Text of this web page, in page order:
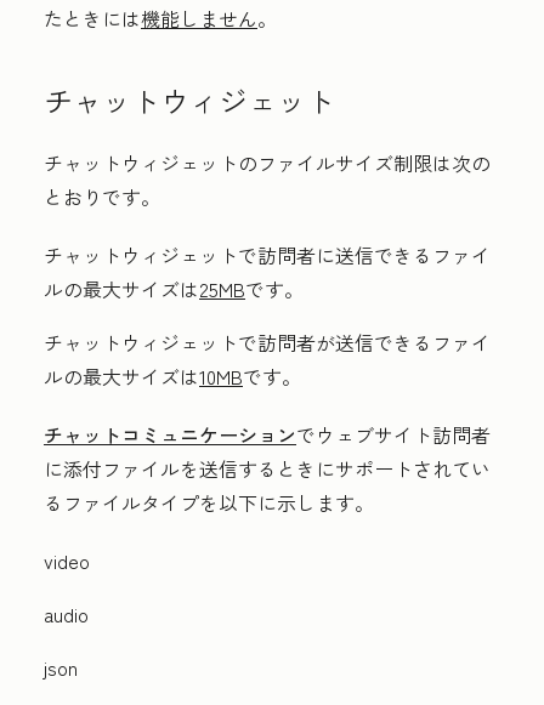
たときには機能しません。
チャットウィジェット
チャットウィジェットのファイルサイズ制限は次の
とおりです。
チャットウィジェットで訪問者に送信できるファイ
ルの最大サイズは25MBです。
チャットウィジェットで訪問者が送信できるファイ
ルの最大サイズは10MBです。
チャットコミュニケーションでウェブサイト訪問者
に添付ファイルを送信するときにサポートされてい
るファイルタイプを以下に示します。
video
audio
json